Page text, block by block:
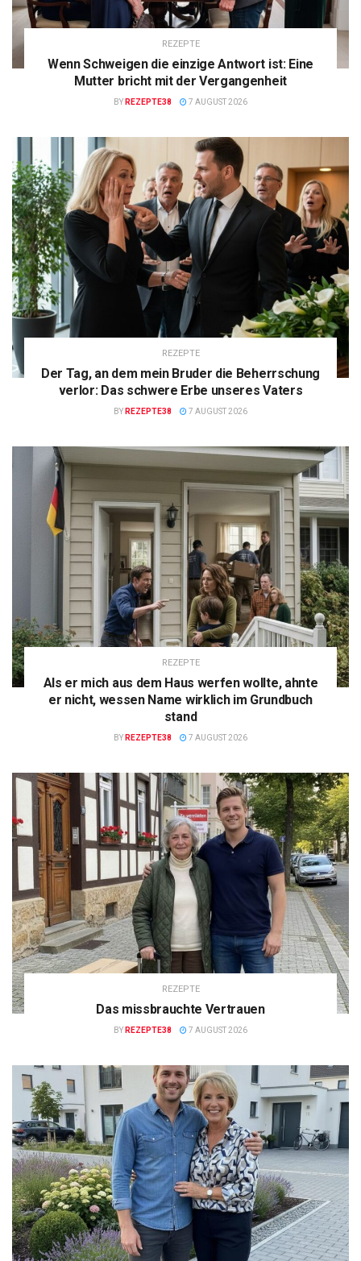
REZEPTE
Wenn Schweigen die einzige Antwort ist: Eine
Mutter bricht mit der Vergangenheit
BY REZEPTE38 7 AUGUST 2026
REZEPTE
Der Tag, an dem mein Bruder die Beherrschung
verlor: Das schwere Erbe unseres Vaters
BY REZEPTE38 7 AUGUST 2026
REZEPTE
Als er mich aus dem Haus werfen wollte, ahnte
er nicht, wessen Name wirklich im Grundbuch
stand
BY REZEPTE38 7 AUGUST 2026
REZEPTE
Das missbrauchte Vertrauen
BY REZEPTE38 7 AUGUST 2026